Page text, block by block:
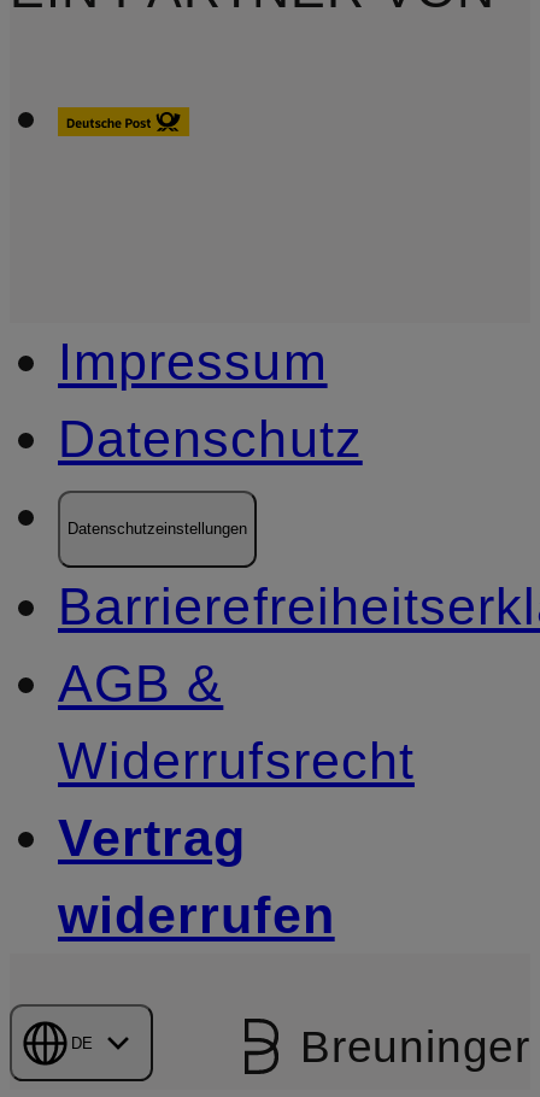
Impressum
Datenschutz
Datenschutzeinstellungen
AGB &
Widerrufsrecht
Vertrag
widerrufen
DE Breuninger